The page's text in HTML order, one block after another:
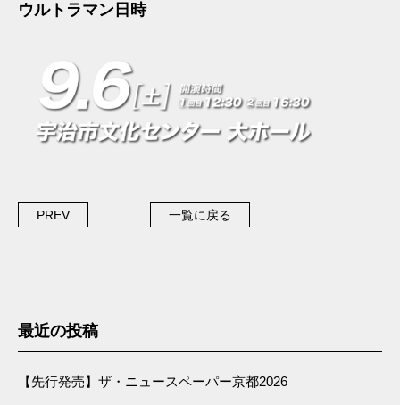
ウルトラマン日時
PREV 一覧に戻る
最近の投稿
【先行発売】ザ・ニュースペーパー京都2026